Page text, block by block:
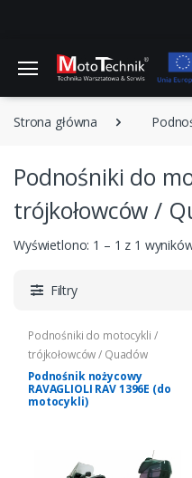
Strona główna
Podnośniki do
trójkołowców /
Wyświetlono: 1 – 1 z 1
Filtry
Podnośniki do motocykli /
trójkołowców / Quadów
Podnośnik nożycowy
RAVAGLIOLI RAV 1396E (do
motocykli)